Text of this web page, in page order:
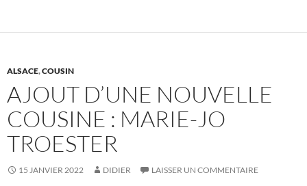
ALSACE,COUSIN
AJOUT D’UNE NOUVELLE
COUSINE : MARIE-JO
TROESTER
15 JANVIER 2022 DIDIER LAISSER UN COMMENTAIRE